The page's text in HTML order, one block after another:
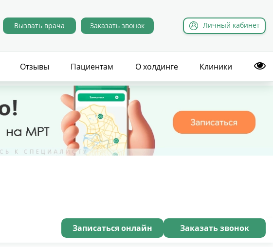
Вызвать врача Заказать звонок Личный кабинет
Отзывы Пациентам О холдинге Клиники
Записаться онлайн Заказать звонок